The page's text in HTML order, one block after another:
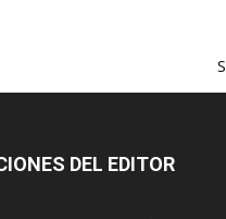
DEL EDITOR